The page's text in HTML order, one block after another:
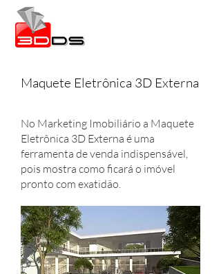
Maquete Eletrônica 3D Externa
No Marketing Imobiliário a Maquete
Eletrônica 3D Externa é uma
ferramenta de venda indispensável,
pois mostra como ficará o imóvel
pronto com exatidão.